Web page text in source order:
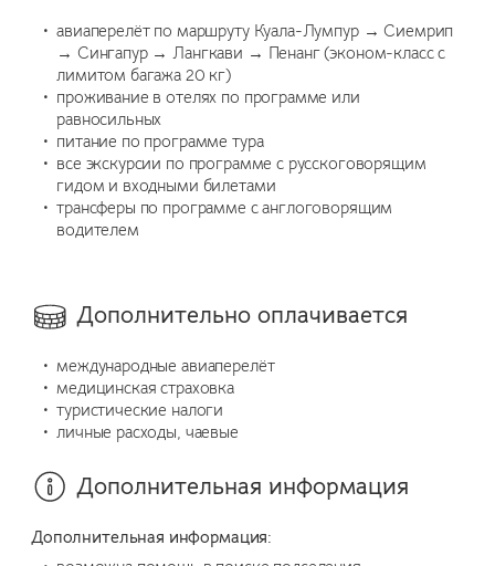
авиаперелёт по маршруту Куала-Лумпур → Сиемрип
→ Сингапур → Лангкави → Пенанг (эконом-класс с
лимитом багажа 20 кг)
проживание в отелях по программе или
равносильных
питание по программе тура
все экскурсии по программе с русскоговорящим
гидом и входными билетами
трансферы по программе c англоговорящим
водителем
Дополнительно оплачивается
международные авиаперелёт
медицинская страховка
туристические налоги
личные расходы, чаевые
Дополнительная информация
Дополнительная информация: